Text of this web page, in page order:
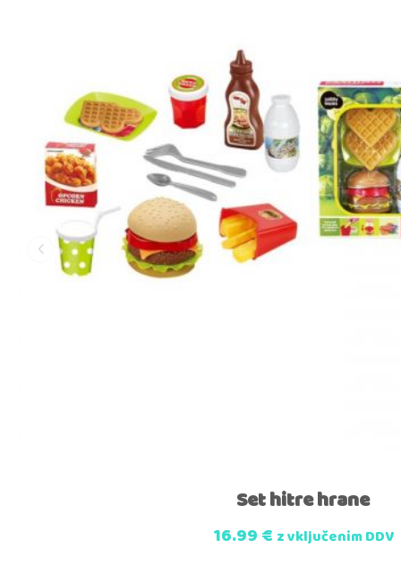
Set hitre hrane
16.99€ z vključenim DDV